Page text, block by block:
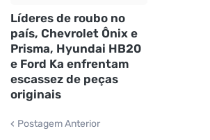
Líderes de roubo no
país, Chevrolet Ônix e
Prisma, Hyundai HB20
e Ford Ka enfrentam
escassez de peças
originais
Postagem Anterior